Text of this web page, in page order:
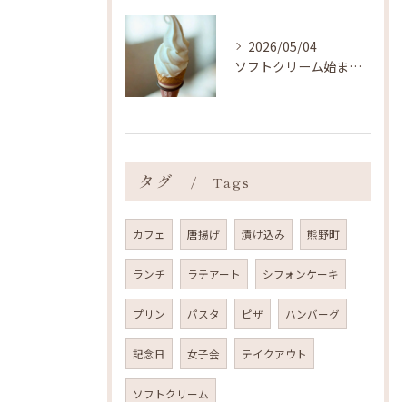
2026/05/04
ソフトクリーム始まりました ˎˊ˗
タグ Tags
カフェ 唐揚げ 漬け込み 熊野町
ランチ ラテアート シフォンケーキ
プリン パスタ ピザ ハンバーグ
記念日 女子会 テイクアウト
ソフトクリーム